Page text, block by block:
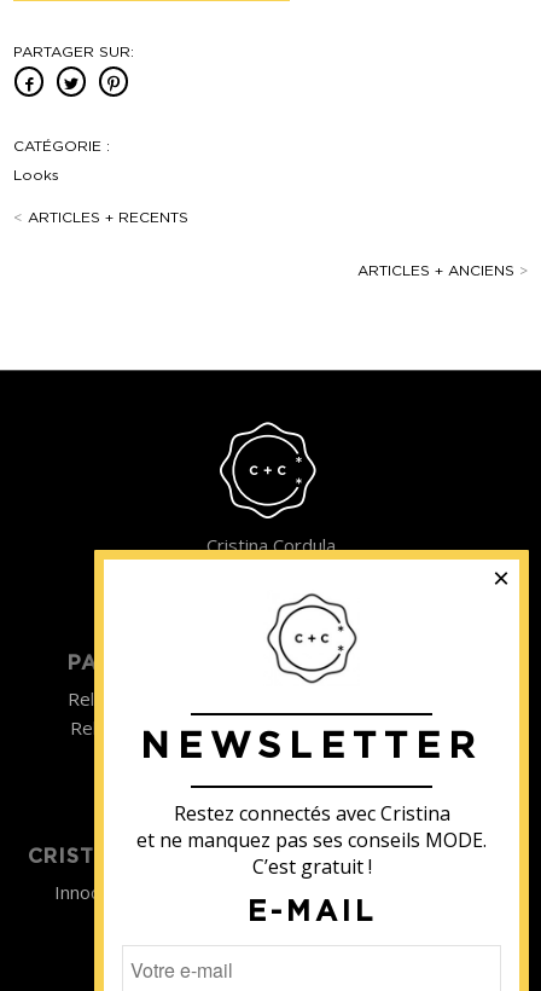
PARTAGER SUR:
CATÉGORIE :
Looks
< ARTICLES + RECENTS
ARTICLES + ANCIENS >
Cristina Cordula
PARTICULIER
Relooking homme
Relooking femme
ENTREPRISE
ENTREPRISE
Formations
CRISTINA SOUTIENT
Innocence en Danger
Sidaction
Contact
Newsletter
NEWSLETTER
Restez connectés avec Cristina
et ne manquez pas ses conseils MODE.
C’est gratuit !
E-MAIL